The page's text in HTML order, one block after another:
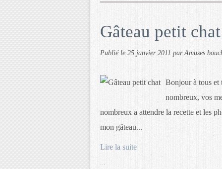
Gâteau petit chat
Publié le 25 janvier 2011 par Amuses
Bonjour à tous et
nombreux, vos
nombreux a attendre la recette et les
mon gâteau...
Lire la suite